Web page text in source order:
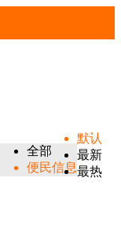
全部
便民信息
默认
最新
最热